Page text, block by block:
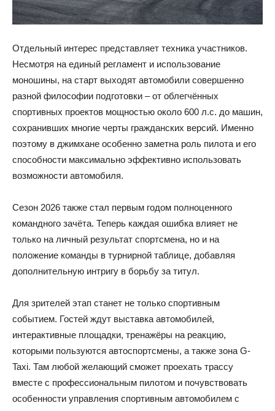
Отдельный интерес представляет техника участников.
Несмотря на единый регламент и использование
моношины, на старт выходят автомобили совершенно
разной философии подготовки – от облегчённых
спортивных проектов мощностью около 600 л.с. до машин,
сохранивших многие черты гражданских версий. Именно
поэтому в джимхане особенно заметна роль пилота и его
способности максимально эффективно использовать
возможности автомобиля.
Сезон 2026 также стал первым годом полноценного
командного зачёта. Теперь каждая ошибка влияет не
только на личный результат спортсмена, но и на
положение команды в турнирной таблице, добавляя
дополнительную интригу в борьбу за титул.
Для зрителей этап станет не только спортивным
событием. Гостей ждут выставка автомобилей,
интерактивные площадки, тренажёры на реакцию,
которыми пользуются автоспортсмены, а также зона G-
Taxi. Там любой желающий сможет проехать трассу
вместе с профессиональным пилотом и почувствовать
особенности управления спортивным автомобилем с